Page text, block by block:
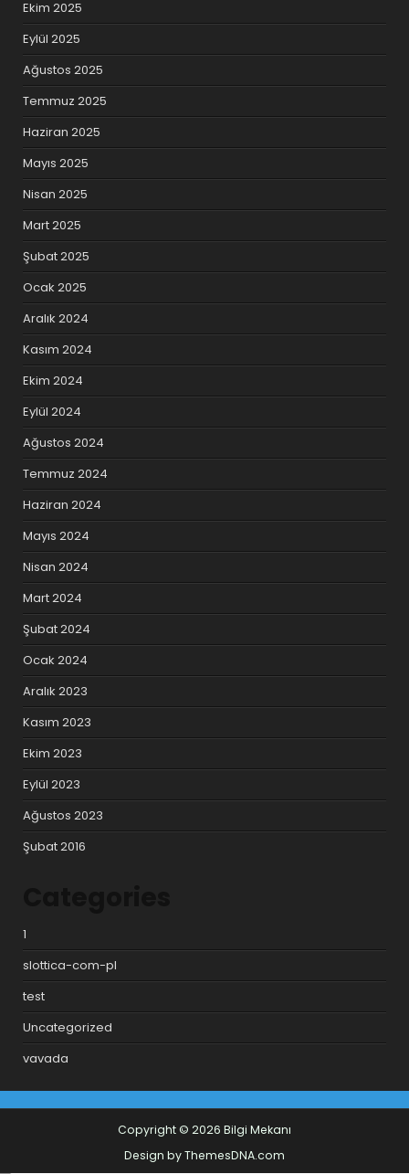
Ekim 2025
Eylül 2025
Ağustos 2025
Temmuz 2025
Haziran 2025
Mayıs 2025
Nisan 2025
Mart 2025
Şubat 2025
Ocak 2025
Aralık 2024
Kasım 2024
Ekim 2024
Eylül 2024
Ağustos 2024
Temmuz 2024
Haziran 2024
Mayıs 2024
Nisan 2024
Mart 2024
Şubat 2024
Ocak 2024
Aralık 2023
Kasım 2023
Ekim 2023
Eylül 2023
Ağustos 2023
Şubat 2016
1
slottica-com-pl
test
Uncategorized
vavada
Copyright © 2026 Bilgi Mekanı
Design by ThemesDNA.com